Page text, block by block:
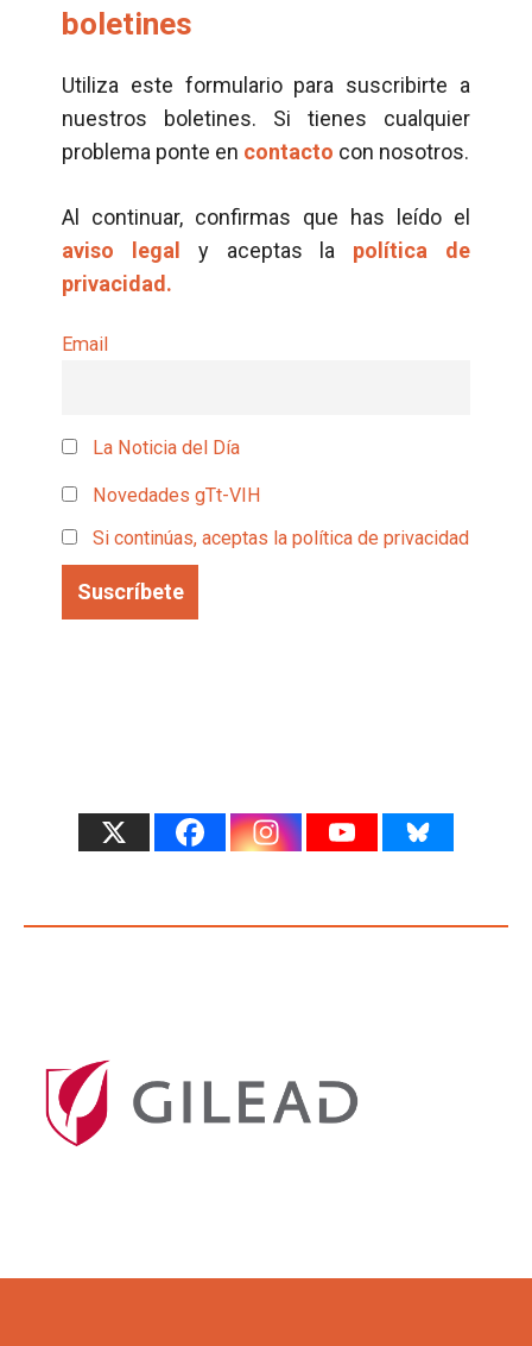
boletines
Utiliza este formulario para suscribirte a
nuestros boletines. Si tienes cualquier
problema ponte en contacto con nosotros.
Al continuar, confirmas que has leído el
aviso legal
y aceptas la política de
privacidad.
Email
La Noticia del Día
Novedades gTt-VIH
Si continúas, aceptas la política de privacidad